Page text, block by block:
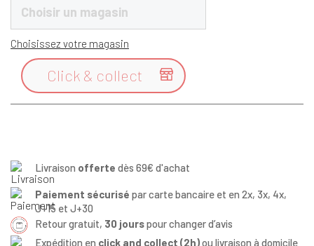
Choisir un magasin
Choisissez votre magasin

Click & collect
Livraison offerte dès 69€ d'achat
Paiement sécurisé par carte bancaire et en 2x, 3x, 4x,
J+15 et J+30
Retour gratuit, 30 jourspour changer d’avis
Expédition en click and collect (2h)ou livraison à domicile